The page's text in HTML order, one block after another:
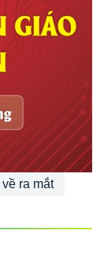
về ra mắt